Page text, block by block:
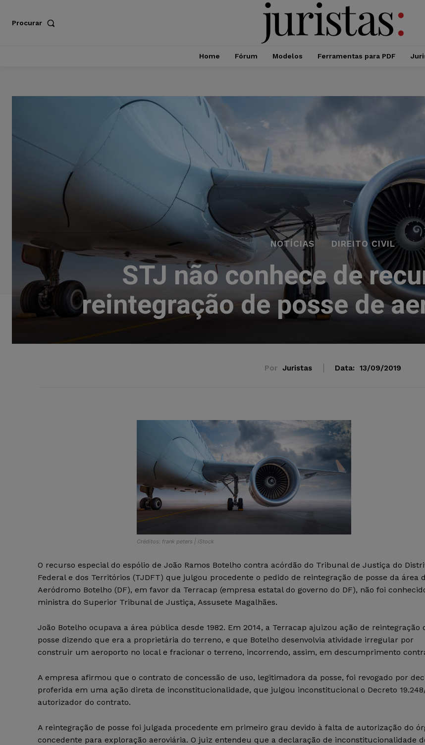
Procurar
Home Fórum Modelos Ferramentas para PDF
NOTÍCIAS DIREITO CIVIL
STJ não conhece de
reintegração de posse de
Por Juristas Data: 13/09/2019
Créditos: frank peters | iStock
O recurso especial do espólio de João Ramos Botelho contra acórdão do Tribunal de Justiça do
Federal e dos Territórios (TJDFT) que julgou procedente o pedido de reintegração de posse da área
Aeródromo Botelho (DF), em favor da Terracap (empresa estatal do governo do DF), não foi
ministra do Superior Tribunal de Justiça, Assusete Magalhães.
João Botelho ocupava a área pública desde 1982. Em 2014, a Terracap ajuizou ação de reintegração
posse dizendo que era a proprietária do terreno, e que Botelho desenvolvia atividade irregular por
construir um aeroporto no local e fracionar o terreno, incorrendo, assim, em descumprimento
A empresa afirmou que o contrato de concessão de uso, legitimadora da posse, foi revogado por
proferida em uma ação direta de inconstitucionalidade, que julgou inconstitucional o Decreto
autorizador do contrato.
A reintegração de posse foi julgada procedente em primeiro grau devido à falta de autorização do
concedente para exploração aeroviária. O juiz entendeu que a declaração de inconstitucionalidade